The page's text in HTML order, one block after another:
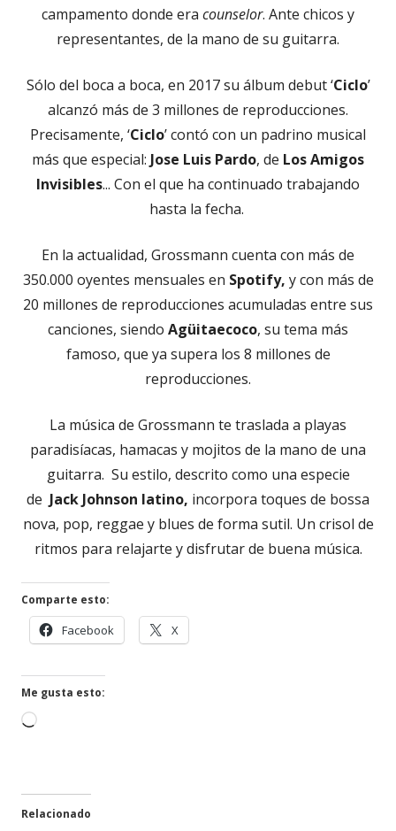
campamento donde era counselor. Ante chicos y
representantes, de la mano de su guitarra.
Sólo del boca a boca, en 2017 su álbum debut ‘Ciclo’
alcanzó más de 3 millones de reproducciones.
Precisamente, ‘Ciclo’ contó con un padrino musical
más que especial: Jose Luis Pardo, de Los Amigos
Invisibles... Con el que ha continuado trabajando
hasta la fecha.
En la actualidad, Grossmann cuenta con más de
350.000 oyentes mensuales en Spotify, y con más de
20 millones de reproducciones acumuladas entre sus
canciones, siendo Agüitaecoco, su tema más
famoso, que ya supera los 8 millones de
reproducciones.
La música de Grossmann te traslada a playas
paradisíacas, hamacas y mojitos de la mano de una
guitarra. Su estilo, descrito como una especie
de Jack Johnson latino, incorpora toques de bossa
nova, pop, reggae y blues de forma sutil. Un crisol de
ritmos para relajarte y disfrutar de buena música.
Comparte esto:
Facebook
en
X
en
Me gusta esto:
Cargando...
Relacionado